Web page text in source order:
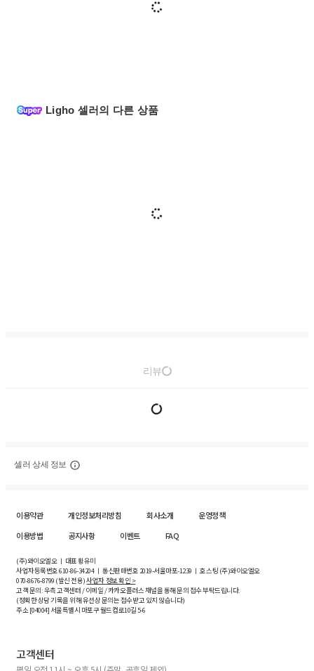
Ligho 셀러의 다른 상품
리뷰
셀러 상세 정보
이용약관 개인정보처리방침 회사소개
운영정책
이용방법
공지사항 이벤트 FAQ
(주)와이오엘오 ㅣ 대표 황유미
사업자등록번호610-86-34204ㅣ 통신판매번호 2019-서울마포-1239 ㅣ 호스팅 (주)와이오엘오
070-8676-8799 (발신 전용)사업자 정보 확인 >
고객 문의: 우측 고객센터 / 이메일 / 카카오플러스 채널을 통해 문의 접수 부탁드립니다.
(정확한 상담 기록을 위해 유선상 문의는 접수받고 있지 않습니다)
주소 [04004] 서울특별시 마포구 월드컵로10길5-6
고객센터